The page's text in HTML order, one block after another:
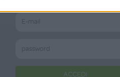
ACCEDI